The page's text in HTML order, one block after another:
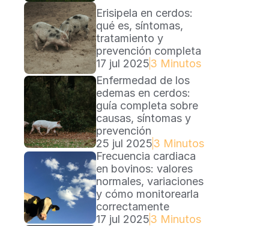
Erisipela en cerdos:
qué es, síntomas,
tratamiento y
prevención completa
17 jul 20253 Minutos
Enfermedad de los
edemas en cerdos:
guía completa sobre
causas, síntomas y
prevención
25 jul 20253 Minutos
Frecuencia cardiaca
en bovinos: valores
normales, variaciones
y cómo monitorearla
correctamente
17 jul 20253 Minutos